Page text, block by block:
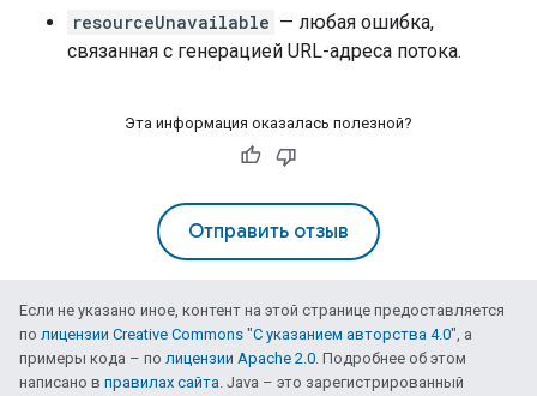
resourceUnavailable — любая ошибка,
связанная с генерацией URL-адреса потока.
Эта информация оказалась полезной?
Отправить отзыв
Если не указано иное, контент на этой странице предоставляется
по лицензии Creative Commons "С указанием авторства 4.0", а
примеры кода – по лицензии Apache 2.0. Подробнее об этом
написано в правилах сайта. Java – это зарегистрированный